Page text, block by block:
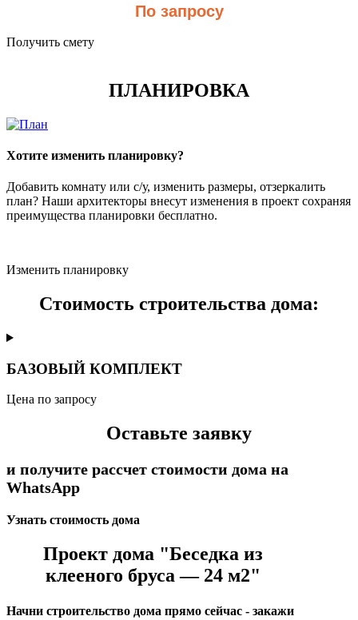
По запросу
Получить смету
ПЛАНИРОВКА
Хотите изменить планировку?
Добавить комнату или с/у, изменить размеры, отзеркалить
план? Наши архитекторы внесут изменения в проект сохраняя
преимущества планировки бесплатно.
Изменить планировку
Стоимость строительства дома:
БАЗОВЫЙ КОМПЛЕКТ
Цена по запросу
Оставьте заявку
и получите рассчет стоимости дома на
WhatsApp
Узнать стоимость дома
Проект дома "Беседка из
клееного бруса — 24 м2"
Начни строительство дома прямо сейчас - закажи